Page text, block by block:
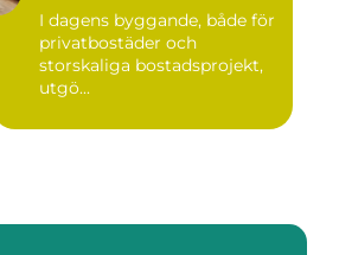
I dagens byggande, både för
privatbostäder och
storskaliga bostadsprojekt,
utgö...